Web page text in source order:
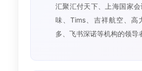
汇聚汇付天下、上海国家
味、Tims、吉祥航空、高
多、飞书深诺等机构的领导